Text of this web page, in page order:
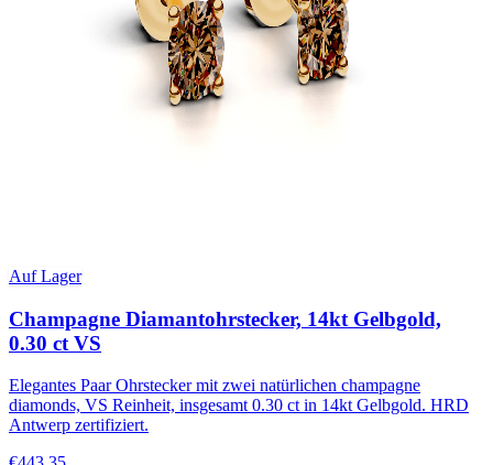
Auf Lager
Champagne Diamantohrstecker, 14kt Gelbgold,
0.30 ct VS
Elegantes Paar Ohrstecker mit zwei natürlichen champagne
diamonds, VS Reinheit, insgesamt 0.30 ct in 14kt Gelbgold. HRD
Antwerp zertifiziert.